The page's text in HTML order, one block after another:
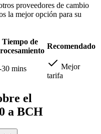
proveedores de cambio
la mejor opción para su
Tiempo de
Recomendado
30 mins
Mejor
tarifa
el
a BCH